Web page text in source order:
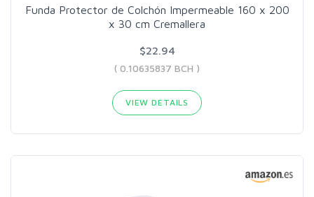
Funda Protector de Colchón Impermeable 160 x 200
x 30 cm Cremallera
$22.94
( 0.10635837 BCH )
VIEW DETAILS